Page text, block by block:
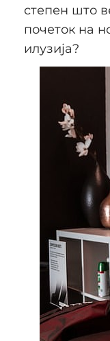
степен што
почеток на
илузија?